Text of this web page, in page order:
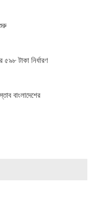
টাকা নির্ধারণ
বাংলাদেশের